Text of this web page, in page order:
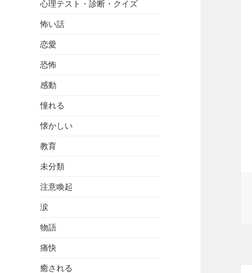
心理テスト・診断・クイズ
怖い話
恋愛
恐怖
感動
憧れる
懐かしい
教育
未分類
注意喚起
涙
物語
痛快
癒される